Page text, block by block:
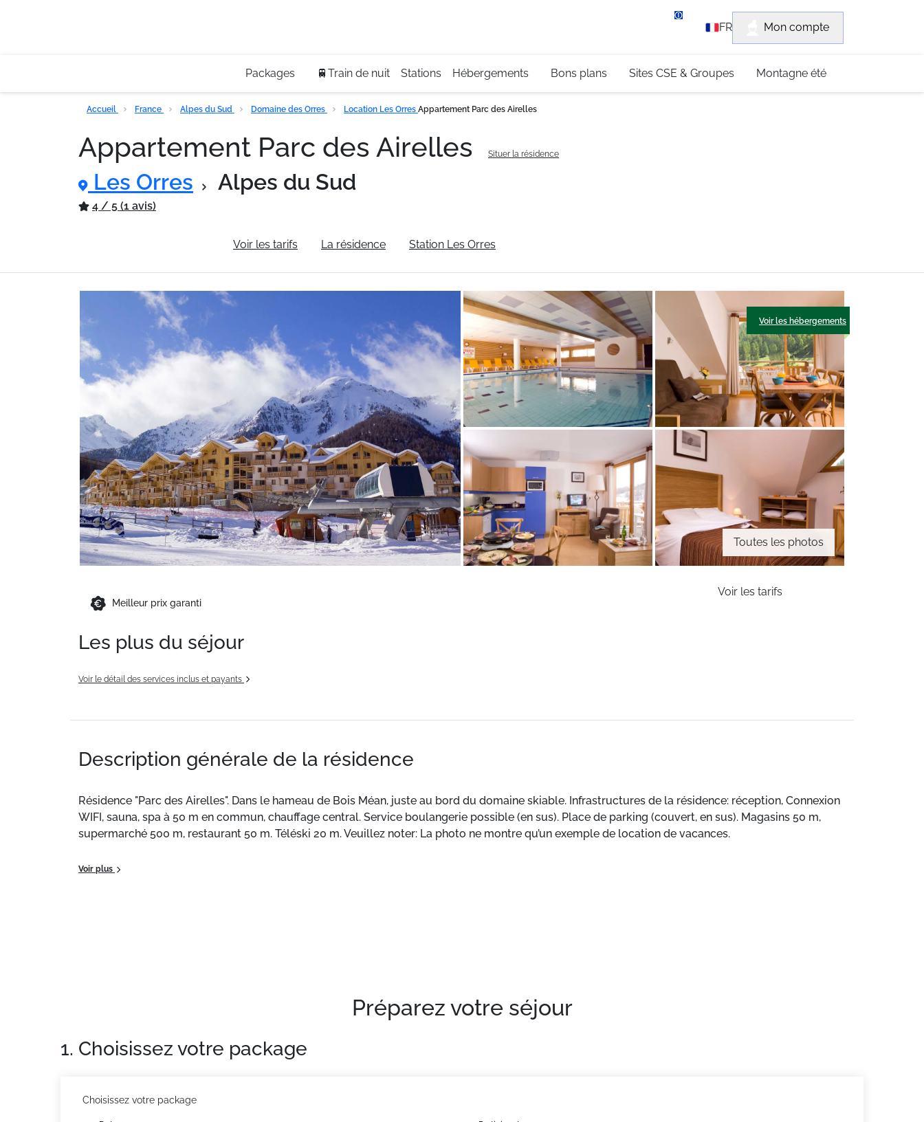
+33 (0)4 79 96 30 69
FR Mon compte
Packages 🚆Train de nuit Stations Hébergements Bons plans Sites CSE & Groupes Montagne été
Accueil France Alpes du Sud Domaine des Orres Location Les Orres Appartement Parc des Airelles
Appartement Parc des Airelles Situer la résidence
Les Orres Alpes du Sud
4 / 5 (1 avis)
Voir les tarifs La résidence Station Les Orres
Toutes les photos
Voir les hébergements
Meilleur prix garanti
Voir les tarifs
Les plus du séjour
Voir le détail des services inclus et payants
Description générale de la résidence
Résidence "Parc des Airelles". Dans le hameau de Bois Méan, juste au bord du domaine skiable. Infrastructures de la résidence: réception, Connexion
WIFI, sauna, spa à 50 m en commun, chauffage central. Service boulangerie possible (en sus). Place de parking (couvert, en sus). Magasins 50 m,
supermarché 500 m, restaurant 50 m. Téléski 20 m. Veuillez noter: La photo ne montre qu’un exemple de location de vacances.
Situation :
Voir plus
Préparez votre séjour
1. Choisissez votre package
Choisissez votre package